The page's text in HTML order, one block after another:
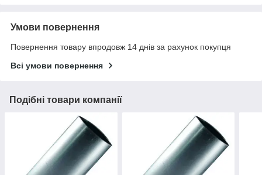
Умови повернення
Повернення товару впродовж 14 днів за рахунок покупця
Всі умови повернення
Подібні товари компанії